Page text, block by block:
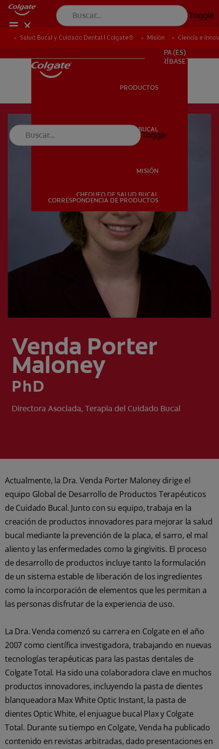
Toggle
SALUD BUCAL
CHEQUEO DE SALUD BUCAL
CORRESPONDENCIA DE PRODUCTOS
PA (ES)
SUSCRÍBASE
PRODUCTOS
SALUD BUCAL
MISIÓN
CHEQUEO DE SALUD BUCAL
CORRESPONDENCIA DE PRODUCTOS
Toggle
Salud Bucal y Cuidado Dental | Colgate® Misión Ciencia e
Venda Porter
Maloney
PhD
Directora Asociada, Terapia del Cuidado Bucal
Actualmente, la Dra. Venda Porter Maloney dirige el
equipo Global de Desarrollo de Productos Terapéuticos
de Cuidado Bucal. Junto con su equipo, trabaja en la
creación de productos innovadores para mejorar la salud
bucal mediante la prevención de la placa, el sarro, el mal
aliento y las enfermedades como la gingivitis. El proceso
de desarrollo de productos incluye tanto la formulación
de un sistema estable de liberación de los ingredientes
como la incorporación de elementos que les permitan a
las personas disfrutar de la experiencia de uso.
La Dra. Venda comenzó su carrera en Colgate en el año
2007 como científica investigadora, trabajando en nuevas
tecnologías terapéuticas para las pastas dentales de
Colgate Total. Ha sido una colaboradora clave en muchos
productos innovadores, incluyendo la pasta de dientes
blanqueadora Max White Optic Instant, la pasta de
dientes Optic White, el enjuague bucal Plax y Colgate
Total. Durante su tiempo en Colgate, Venda ha publicado
contenido en revistas arbitradas, dado presentaciones en